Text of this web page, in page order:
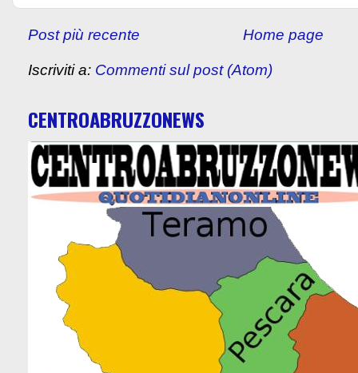
Post più recente Home page
Iscriviti a: Commenti sul post (Atom)
CENTROABRUZZONEWS